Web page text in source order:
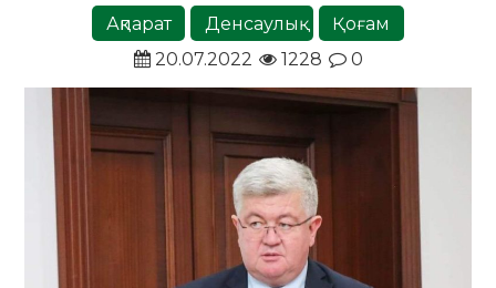
Ақпарат Денсаулық
Қоғам
20.07.2022
1228 0